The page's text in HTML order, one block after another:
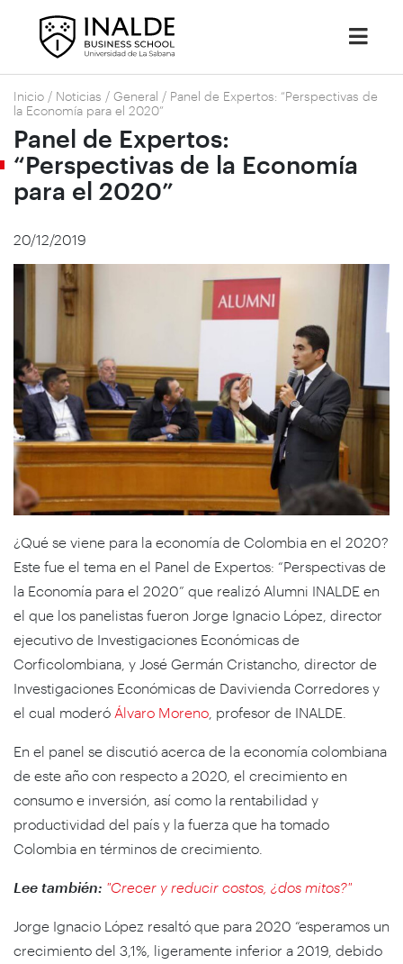
Inicio / Noticias / General / Panel de Expertos: “Perspectivas de
la Economía para el 2020”
Panel de Expertos:
“Perspectivas de la Economía
para el 2020”
20/12/2019
¿Qué se viene para la economía de Colombia en el 2020?
Este fue el tema en el Panel de Expertos: “Perspectivas de
la Economía para el 2020” que realizó Alumni INALDE en
el que los panelistas fueron Jorge Ignacio López, director
ejecutivo de Investigaciones Económicas de
Corficolombiana, y José Germán Cristancho, director de
Investigaciones Económicas de Davivienda Corredores y
el cual moderó Álvaro Moreno , profesor de INALDE.
En el panel se discutió acerca de la economía colombiana
de este año con respecto a 2020, el crecimiento en
consumo e inversión, así como la rentabilidad y
productividad del país y la fuerza que ha tomado
Colombia en términos de crecimiento.
Lee también: "Crecer y reducir costos, ¿dos mitos?"
Jorge Ignacio López resaltó que para 2020 “esperamos un
crecimiento del 3,1%, ligeramente inferior a 2019, debido